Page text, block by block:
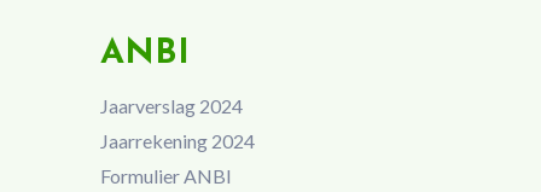
ANBI
Jaarverslag 2024
Jaarrekening 2024
Formulier ANBI